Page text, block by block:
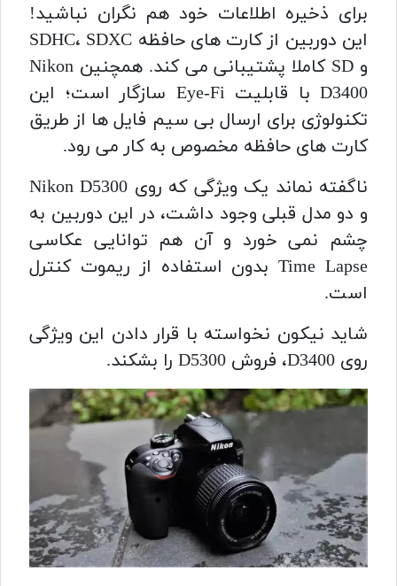
برای ذخیره اطلاعات خود هم نگران نباشید!
این دوربین از کارت های حافظه SDHC، SDXC
و SD کاملا پشتیبانی می کند. همچنین Nikon
D3400 با قابلیت Eye-Fi سازگار است؛ این
تکنولوژی برای ارسال بی سیم فایل ها از طریق
کارت های حافظه مخصوص به کار می رود.
ناگفته نماند یک ویژگی که روی Nikon D5300
و دو مدل قبلی وجود داشت، در این دوربین به
چشم نمی خورد و آن هم توانایی عکاسی
Time Lapse بدون استفاده از ریموت کنترل
است.
شاید نیکون نخواسته با قرار دادن این ویژگی
روی D3400، فروش D5300 را بشکند.